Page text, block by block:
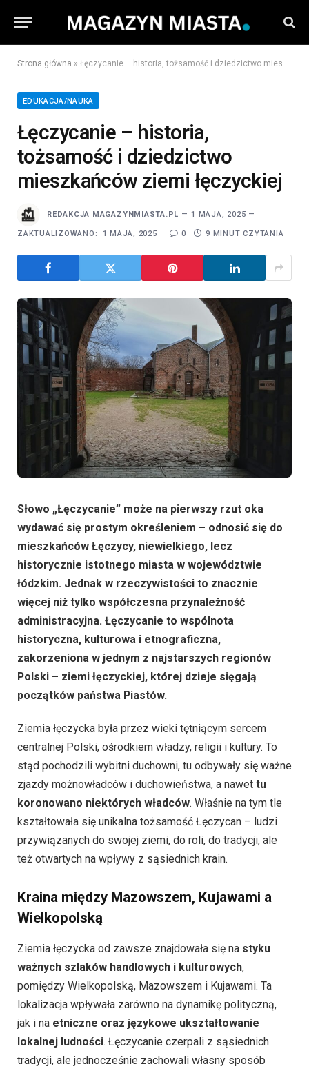
Strona główna » Łęczycanie – historia, tożsamość i dziedzictwo mieszkańców ziemi łęczyckiej
EDUKACJA/NAUKA
Łęczycanie – historia,
tożsamość i dziedzictwo
mieszkańców ziemi łęczyckiej
REDAKCJA MAGAZYNMIASTA.PL 1 MAJA, 2025
ZAKTUALIZOWANO: 1 MAJA, 2025 0 9 MINUT CZYTANIA
Słowo „Łęczycanie” może na pierwszy rzut oka
wydawać się prostym określeniem – odnosić się do
mieszkańców Łęczycy, niewielkiego, lecz
historycznie istotnego miasta w województwie
łódzkim. Jednak w rzeczywistości to znacznie
więcej niż tylko współczesna przynależność
administracyjna. Łęczycanie to wspólnota
historyczna, kulturowa i etnograficzna,
zakorzeniona w jednym z najstarszych regionów
Polski – ziemi łęczyckiej, której dzieje sięgają
początków państwa Piastów.
Ziemia łęczycka była przez wieki tętniącym sercem
centralnej Polski, ośrodkiem władzy, religii i kultury. To
stąd pochodzili wybitni duchowni, tu odbywały się ważne
zjazdy możnowładców i duchowieństwa, a nawet tu
koronowano niektórych władców. Właśnie na tym tle
kształtowała się unikalna tożsamość Łęczycan – ludzi
przywiązanych do swojej ziemi, do roli, do tradycji, ale
też otwartych na wpływy z sąsiednich krain.
Kraina między Mazowszem, Kujawami a
Wielkopolską
Ziemia łęczycka od zawsze znajdowała się na styku
ważnych szlaków handlowych i kulturowych,
pomiędzy Wielkopolską, Mazowszem i Kujawami. Ta
lokalizacja wpływała zarówno na dynamikę polityczną,
jak i na etniczne oraz językowe ukształtowanie
lokalnej ludności. Łęczycanie czerpali z sąsiednich
tradycji, ale jednocześnie zachowali własny sposób